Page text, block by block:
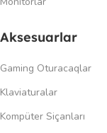
Aksesuarlar
Gaming Oturacaqlar
Klaviaturalar
Kompüter Siçanları